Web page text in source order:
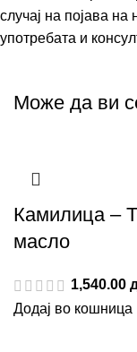
случај на појава на
употребата и
Може да ви
Камилица –
масло
1,540.00
Додај во кошница